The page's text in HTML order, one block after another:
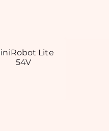
Lite
54V